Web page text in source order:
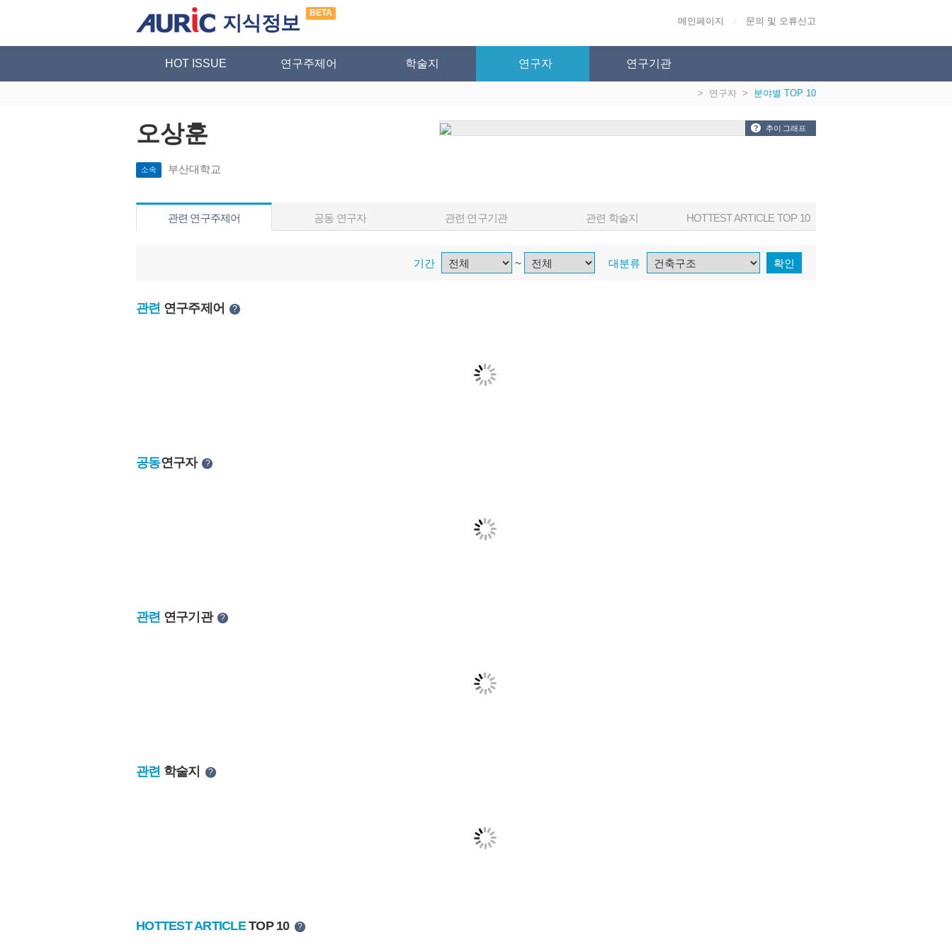
지식정보 BETA
메인페이지 / 문의 및 오류신고
HOT ISSUE 연구주제어 학술지 연구자 연구기관
> 연구자 > 분야별 TOP 10
오상훈
소속 부산대학교
? 추이 그래프
관련 연구주제어 공동 연구자 관련 연구기관 관련 학술지 HOTTEST ARTICLE TOP 10
기간 ~ 대분류
관련 연구주제어 ?
공동연구자 ?
관련 연구기관 ?
관련 학술지 ?
HOTTEST ARTICLETOP 10 ?